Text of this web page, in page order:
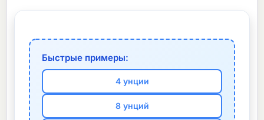
Быстрые примеры:
4 унции
8 унций